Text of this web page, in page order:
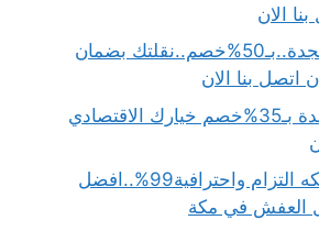
الان
شركة نقل عفش بجدة..بـ50%خصم..نقلتك بضمان
ونيت نقل عفش جدة بـ35%خصم خيارك الاقتصادي
ونيت نقل عفش مكه التزام واحترافية99%..افضل
العفش في مكة